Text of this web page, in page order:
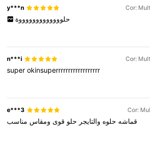
y***n Cor:
حلوووووووووووووة
n***i Cor:
superokinsuperrrrrrrrrrrrrrrrrr
e***3 Cor:
قماشه حلوه والتايجر حلو قوى ومقاس مناسب